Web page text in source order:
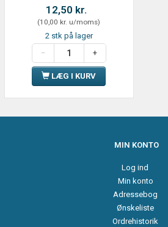
12,50 kr.
(10,00 kr. u/moms)
2 stk på lager
LÆG I KURV
MIN KONTO
Log ind
Min konto
Adressebog
Ønskeliste
Ordrehistorik